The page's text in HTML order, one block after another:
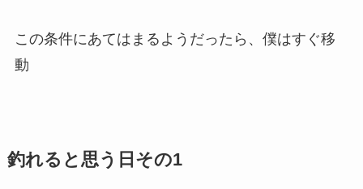
この条件にあてはまるようだったら、僕はすぐ移
動
釣れると思う日その1